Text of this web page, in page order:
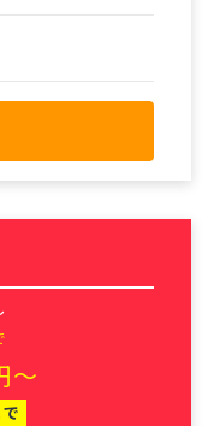
～